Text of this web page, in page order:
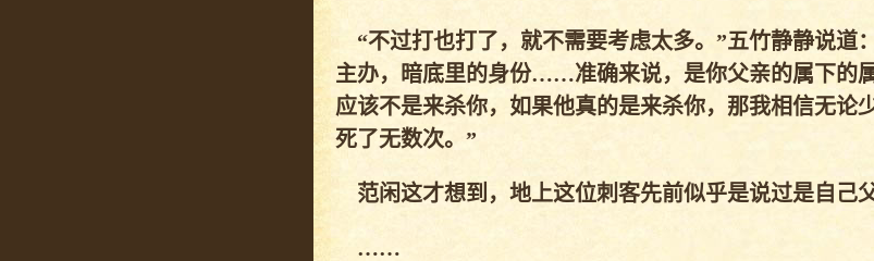
“不过打也打了，就不需要考虑太多。”五竹静静说道
主办，暗底里的身份……准确来说，是你父亲的属下的
应该不是来杀你，如果他真的是来杀你，那我相信无论
死了无数次。”
范闲这才想到，地上这位刺客先前似乎是说过是自
……